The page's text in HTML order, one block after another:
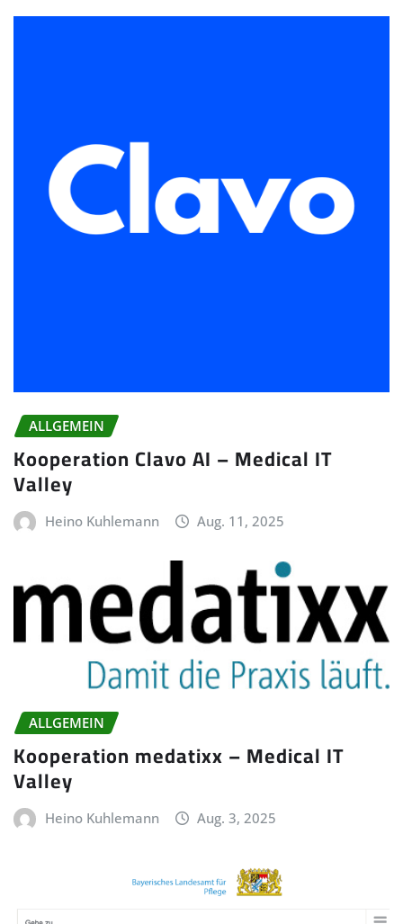
ALLGEMEIN
Kooperation Clavo AI – Medical IT
Valley
Heino Kuhlemann Aug. 11, 2025
ALLGEMEIN
Kooperation medatixx – Medical IT
Valley
Heino Kuhlemann Aug. 3, 2025